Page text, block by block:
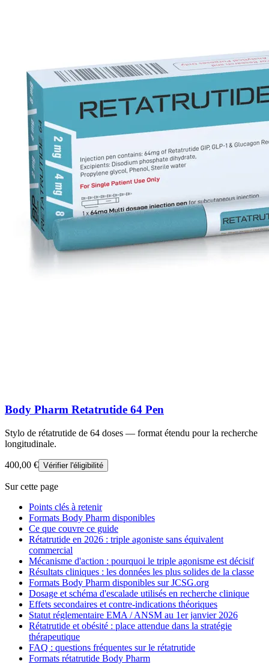
Body Pharm Retatrutide 64 Pen
Stylo de rétatrutide de 64 doses — format étendu pour la recherche
longitudinale.
400,00 € Vérifier l'éligibilité
Sur cette page
Points clés à retenir
Formats Body Pharm disponibles
Ce que couvre ce guide
Rétatrutide en 2026 : triple agoniste sans équivalent
commercial
Mécanisme d'action : pourquoi le triple agonisme est décisif
Résultats cliniques : les données les plus solides de la classe
Formats Body Pharm disponibles sur JCSG.org
Dosage et schéma d'escalade utilisés en recherche clinique
Effets secondaires et contre-indications théoriques
Statut réglementaire EMA / ANSM au 1er janvier 2026
Rétatrutide et obésité : place attendue dans la stratégie
thérapeutique
FAQ : questions fréquentes sur le rétatrutide
Formats rétatrutide Body Pharm